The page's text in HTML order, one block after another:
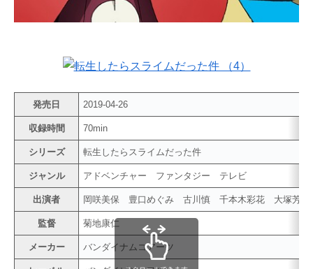
発売日 2019-04-26
収録時間 70min
シリーズ 転生したらスライムだった件
ジャンル アドベンチャー ファンタジー テレビ
出演者 岡咲美保 豊口めぐみ 古川慎 千本木彩花 大塚芳
監督 菊地康仁
メーカー バンダイナムコアーツ